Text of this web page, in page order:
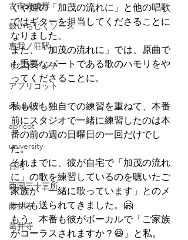
古市古墳群
鼓いちじくソース
恵我ノ荘駅
サンドイッチ
アプリコット
sandwich
apricot
university
台湾
西国三十三所
藤井寺
葛井寺
ぐや姫の「加茂の流れに」と他の唱歌
ではギターを担当してくださることに
なりました。
また、「加茂の流れに」では、原曲で
も重要なパートである歌のハモリをや
ってくださることに。
私も彼も独自での練習を重ねて、本番
前にスタジオで一緒に練習したのは本
番の前の週の日曜日の一回だけでし
た。
それまでに、彼が自宅で「加茂の流れ
に」の歌を練習しているのを聴いたご
家族が「一緒に歌っています」とのメ
ールも送られてきました。🤗
もう、本番も彼がボーカルで「ご家族
がコーラスされますか？😆」と私。